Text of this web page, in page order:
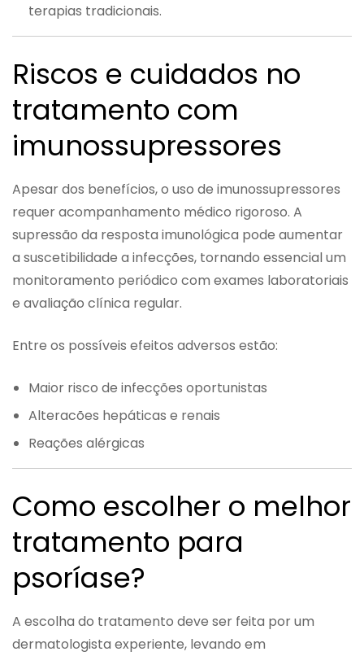
terapias tradicionais.
Riscos e cuidados no
tratamento com
imunossupressores
Apesar dos benefícios, o uso de imunossupressores
requer acompanhamento médico rigoroso. A
supressão da resposta imunológica pode aumentar
a suscetibilidade a infecções, tornando essencial um
monitoramento periódico com exames laboratoriais
e avaliação clínica regular.
Entre os possíveis efeitos adversos estão:
Maior risco de infecções oportunistas
Alteracões hepáticas e renais
Reações alérgicas
Como escolher o melhor
tratamento para
psoríase?
A escolha do tratamento deve ser feita por um
dermatologista experiente, levando em